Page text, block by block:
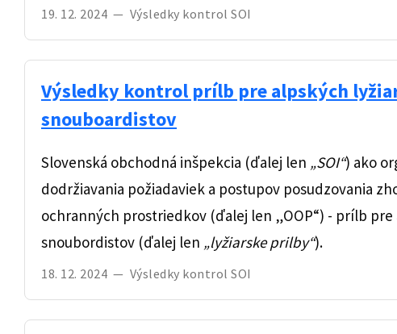
19. 12. 2024 — Výsledky kontrol SOI
Výsledky kontrol prílb pre alpských
snouboardistov
Slovenská obchodná inšpekcia (ďalej len „SOI“) ako
dodržiavania požiadaviek a postupov posudzovania
ochranných prostriedkov (ďalej len „OOP“) - prílb
snoubordistov (ďalej len „lyžiarske prilby“).
18. 12. 2024 — Výsledky kontrol SOI